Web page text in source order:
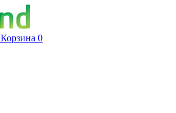
Корзина 0